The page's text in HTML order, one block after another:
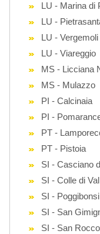
LU - Marina di
LU -
LU - Vergemoli
LU - Viareggio
MS - Licciana
MS - Mulazzo
PI - Calcinaia
PI -
PT -
PT - Pistoia
SI - Casciano
SI - Colle di
SI - Poggibonsi
SI - San
SI - San